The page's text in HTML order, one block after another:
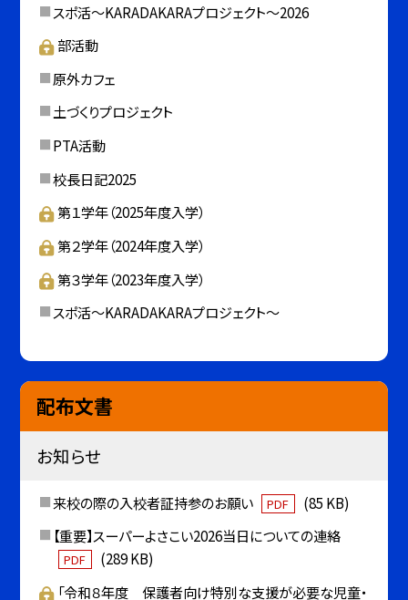
スポ活～KARADAKARAプロジェクト～2026
部活動
原外カフェ
土づくりプロジェクト
PTA活動
校長日記2025
第１学年（2025年度入学）
第２学年（2024年度入学）
第３学年（2023年度入学）
スポ活～KARADAKARAプロジェクト～
配布文書
お知らせ
来校の際の入校者証持参のお願い PDF
(85 KB)
【重要】スーパーよさこい2026当日についての連絡
PDF
(289 KB)
「令和８年度 保護者向け特別な支援が必要な児童・